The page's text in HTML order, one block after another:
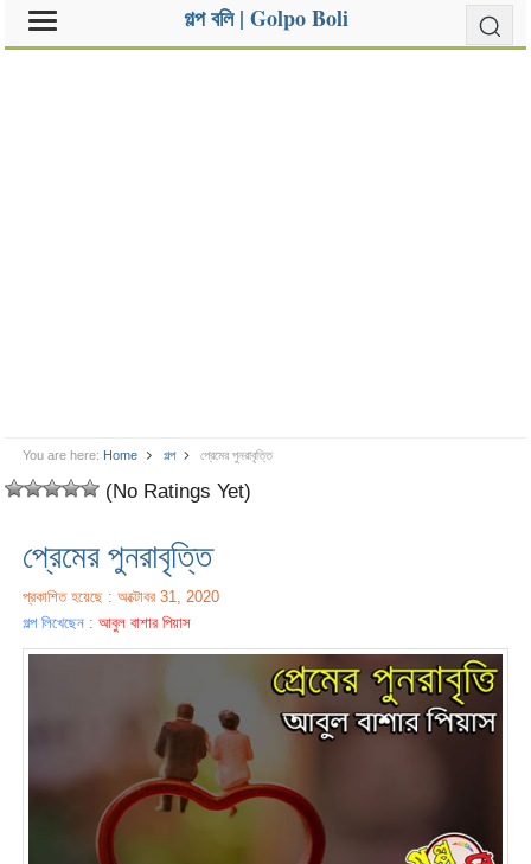
গল্প বলি | Golpo Boli
You are here: Home গল্প প্রেমের পুনরাবৃত্তি
(No Ratings Yet)
প্রেমের পুনরাবৃত্তি
প্রকাশিত হয়েছে : অক্টোবর 31, 2020
গল্প লিখেছেন :আবুল বাশার পিয়াস